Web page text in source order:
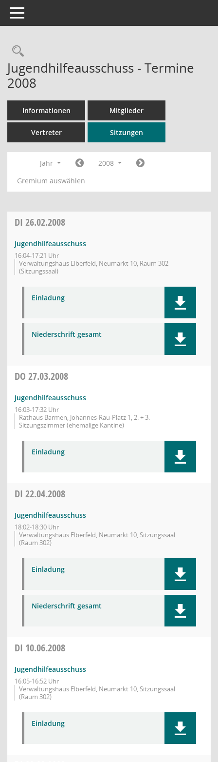
Toggle navigation
Rechercheauswahl
Jugendhilfeausschuss - Termine
2008
Informationen Mitglieder
Vertreter Sitzungen
Jahr
2008
Gremium auswählen
DI 26.02.2008
Jugendhilfeausschuss
16:04-17:21 Uhr
Verwaltungshaus Elberfeld, Neumarkt 10, Raum 302
(Sitzungssaal)
Einladung
Niederschrift gesamt
DO 27.03.2008
Jugendhilfeausschuss
16:03-17:32 Uhr
Rathaus Barmen, Johannes-Rau-Platz 1, 2. + 3.
Sitzungszimmer (ehemalige Kantine)
Einladung
DI 22.04.2008
Jugendhilfeausschuss
18:02-18:30 Uhr
Verwaltungshaus Elberfeld, Neumarkt 10, Sitzungssaal
(Raum 302)
Einladung
Niederschrift gesamt
DI 10.06.2008
Jugendhilfeausschuss
16:05-16:52 Uhr
Verwaltungshaus Elberfeld, Neumarkt 10, Sitzungssaal
(Raum 302)
Einladung